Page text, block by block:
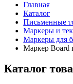
Главная
Каталог
Письменные
Маркеры и
Маркеры для
Маркер Board
Каталог